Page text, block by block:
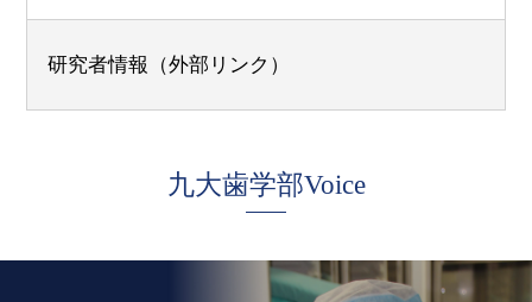
研究者情報（外部リンク）
九大歯学部Voice